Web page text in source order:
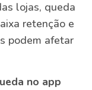
lojas, queda
retenção e
podem afetar
no app